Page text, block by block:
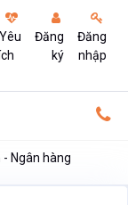
Yêu
Đăng
ký
Đăng
nhập
- Ngân hàng